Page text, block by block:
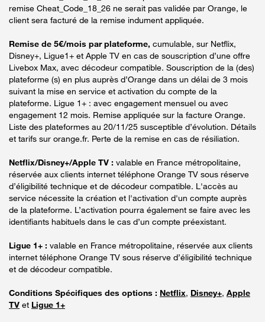
remise Cheat_Code_18_26 ne serait pas validée par Orange, le
client sera facturé de la remise indument appliquée.
Remise de 5€/mois par plateforme, cumulable, sur Netflix,
Disney+, Ligue1+ et Apple TV en cas de souscription d’une offre
Livebox Max, avec décodeur compatible. Souscription de la (des)
plateforme (s) en plus auprès d’Orange dans un délai de 3 mois
suivant la mise en service et activation du compte de la
plateforme. Ligue 1+ : avec engagement mensuel ou avec
engagement 12 mois. Remise appliquée sur la facture Orange.
Liste des plateformes au 20/11/25 susceptible d’évolution. Détails
et tarifs sur orange.fr. Perte de la remise en cas de résiliation.
Netflix/Disney+/Apple TV : valable en France métropolitaine,
réservée aux clients internet téléphone Orange TV sous réserve
d’éligibilité technique et de décodeur compatible. L'accès au
service nécessite la création et l'activation d'un compte auprès
de la plateforme. L’activation pourra également se faire avec les
identifiants habituels dans le cas d’un compte préexistant.
Ligue 1+ : valable en France métropolitaine, réservée aux clients
internet téléphone Orange TV sous réserve d’éligibilité technique
et de décodeur compatible.
Conditions Spécifiques des options : Netflix, Disney+, Apple
TV et Ligue 1+